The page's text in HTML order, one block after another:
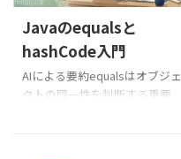
値1を消すなら
remove(Integer.valueOf(1))、
条件で複数件を消すなら
removeIfを使います。値と添
字を混同しないよう、変数名
Javaのequalsと
hashCode入門
AIによる要約equalsはオブジェ
クトの同一性を判断する重要